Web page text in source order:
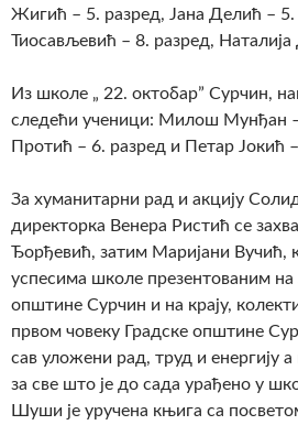
Жигић – 5. разред, Јана Делић – 5.
Тиосављевић – 8. разред,
Из школе „ 22. октобар” Сурчин,
следећи ученици: Милош Мунђан
Протић – 6. разред и Петар Јокић
За хуманитарни рад и акцију
директорка Венера Ристић се
Ђорђевић, затим Маријани Вучић,
успесима школе презентованим на
општине Сурчин и на крају,
првом човеку Градске општине
сав уложени рад, труд и енергију
за све што је до сада урађено у
Шуши је уручена књига са